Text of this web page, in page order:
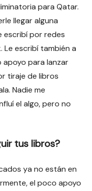
para Qatar.
llegar alguna
escribí por redes
Le escribí también a
para lanzar
tiraje de libros
Nadie me
el algo, pero no
tus libros?
ya no están en
el poco apoyo